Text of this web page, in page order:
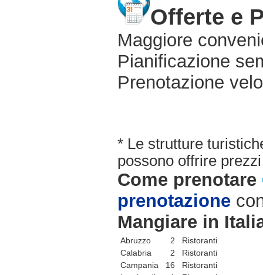
Offerte e
Maggiore
Pianificazione
Prenotazione
* Le strutture
possono offrire
Come prenotare
prenotazione
Mangiare in
Abruzzo
2 Ristoranti
Calabria
2 Ristoranti
Campania
16 Ristoranti